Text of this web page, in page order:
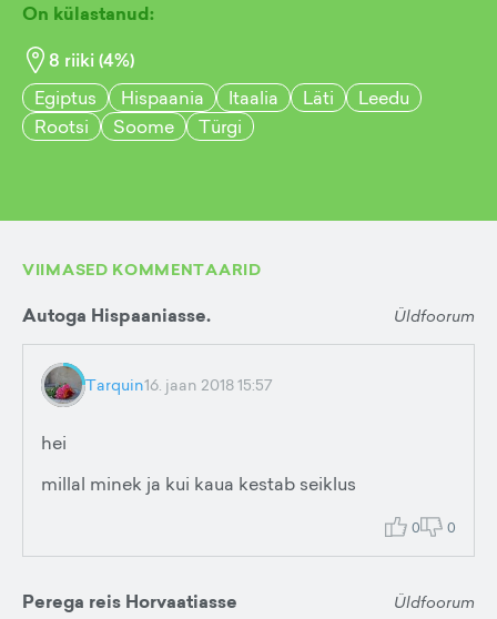
On külastanud:
8 riiki (4%)
Egiptus
Hispaania Itaalia Läti
Leedu
Rootsi
Soome Türgi
VIIMASED KOMMENTAARID
Autoga Hispaaniasse. Üldfoorum
Tarquin16. jaan 2018 15:57
hei
millal minek ja kui kaua kestab seiklus
0 0
Perega reis Horvaatiasse Üldfoorum